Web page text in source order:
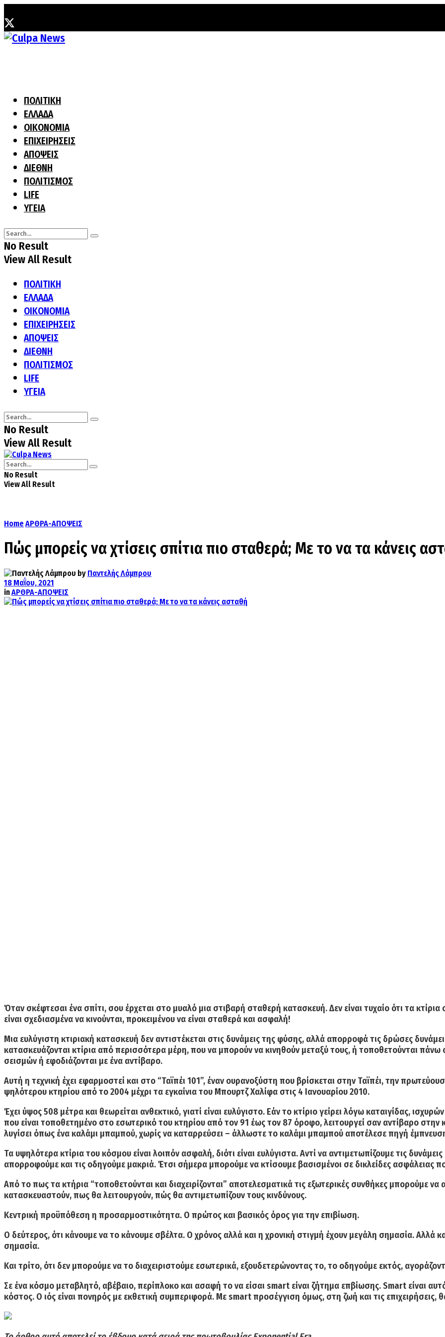
ΠΟΛΙΤΙΚΗ
ΕΛΛΑΔΑ
ΟΙΚΟΝΟΜΙΑ
ΕΠΙΧΕΙΡΗΣΕΙΣ
ΑΠΟΨΕΙΣ
ΔΙΕΘΝΗ
ΠΟΛΙΤΙΣΜΟΣ
LIFE
ΥΓΕΙΑ
No Result
View All Result
ΠΟΛΙΤΙΚΗ
ΕΛΛΑΔΑ
ΟΙΚΟΝΟΜΙΑ
ΕΠΙΧΕΙΡΗΣΕΙΣ
ΑΠΟΨΕΙΣ
ΔΙΕΘΝΗ
ΠΟΛΙΤΙΣΜΟΣ
LIFE
ΥΓΕΙΑ
No Result
View All Result
No Result
View All Result
Home ΑΡΘΡΑ-ΑΠΟΨΕΙΣ
Πώς μπορείς να χτίσεις σπίτια πιο σταθερά; Με το να τα κάνεις
by Παντελής Λάμπρου
18 Μαΐου, 2021
inΑΡΘΡΑ-ΑΠΟΨΕΙΣ
Όταν σκέφτεσαι ένα σπίτι, σου έρχεται στο μυαλό μια στιβαρή σταθερή κατασκευή. Δεν είναι τυχαίο ότι τα
είναι σχεδιασμένα να κινούνται, προκειμένου να είναι σταθερά και ασφαλή!
Μια ευλύγιστη κτιριακή κατασκευή δεν αντιστέκεται στις δυνάμεις της φύσης, αλλά απορροφά τις δρώσες
κατασκευάζονται κτίρια από περισσότερα μέρη, που να μπορούν να κινηθούν μεταξύ τους, ή τοποθετούνται
σεισμών ή εφοδιάζονται με ένα αντίβαρο.
Αυτή η τεχνική έχει εφαρμοστεί και στο “Ταϊπέι 101”, έναν ουρανοξύστη που βρίσκεται στην Ταϊπέι, την
ψηλότερου κτηρίου από το 2004 μέχρι τα εγκαίνια του Μπουρτζ Χαλίφα στις 4 Ιανουαρίου 2010.
Έχει ύψος 508 μέτρα και θεωρείται ανθεκτικό, γιατί είναι ευλύγιστο. Εάν το κτίριο γείρει λόγω καταιγίδας,
που είναι τοποθετημένο στο εσωτερικό του κτηρίου από τον 91 έως τον 87 όροφο, λειτουργεί σαν αντίβαρο
λυγίσει όπως ένα καλάμι μπαμπού, χωρίς να καταρρεύσει – άλλωστε το καλάμι μπαμπού αποτέλεσε πηγή
Τα υψηλότερα κτίρια του κόσμου είναι λοιπόν ασφαλή, διότι είναι ευλύγιστα. Αντί να αντιμετωπίζουμε τις
απορροφούμε και τις οδηγούμε μακριά. Έτσι σήμερα μπορούμε να κτίσουμε βασισμένοι σε δικλείδες ασφάλειας
Από το πως τα κτήρια “τοποθετούνται και διαχειρίζονται” αποτελεσματικά τις εξωτερικές συνθήκες μπορούμε να
κατασκευαστούν, πως θα λειτουργούν, πώς θα αντιμετωπίζουν τους κινδύνους.
Κεντρική προϋπόθεση η προσαρμοστικότητα. Ο πρώτος και βασικός όρος για την επιβίωση.
Ο δεύτερος, ότι κάνουμε να το κάνουμε σβέλτα. Ο χρόνος αλλά και η χρονική στιγμή έχουν μεγάλη σημασία. Αλλά
σημασία.
Και τρίτο, ότι δεν μπορούμε να το διαχειριστούμε εσωτερικά, εξουδετερώνοντας το, το οδηγούμε εκτός,
Σε ένα κόσμο μεταβλητό, αβέβαιο, περίπλοκο και ασαφή το να είσαι smart είναι ζήτημα επβίωσης. Smart είναι
κόστος. O ιός είναι πονηρός με εκθετική συμπεριφορά. Με smart προσέγγιση όμως, στη ζωή και τις επιχειρήσεις,